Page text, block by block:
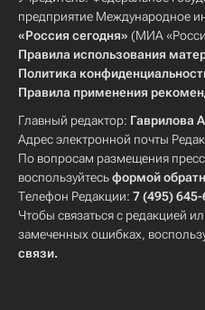
предприятие Международное
«Россия сегодня» (МИА
Правила использования
Политика
Правила применения
Главный редактор: Гаврилова
Адрес электронной почты
По вопросам размещения
воспользуйтесьформой
Телефон Редакции: 7 (495) 645-
Чтобы связаться с редакцией
замеченных ошибках,
связи.